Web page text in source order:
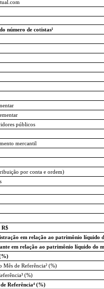
número de cotistas¹
públicos
mercantil
por conta e ordem)
R$
em relação ao patrimônio líquido
em relação ao patrimônio líquido do
de Referência² (%)
(%)
Referência⁴ (%)